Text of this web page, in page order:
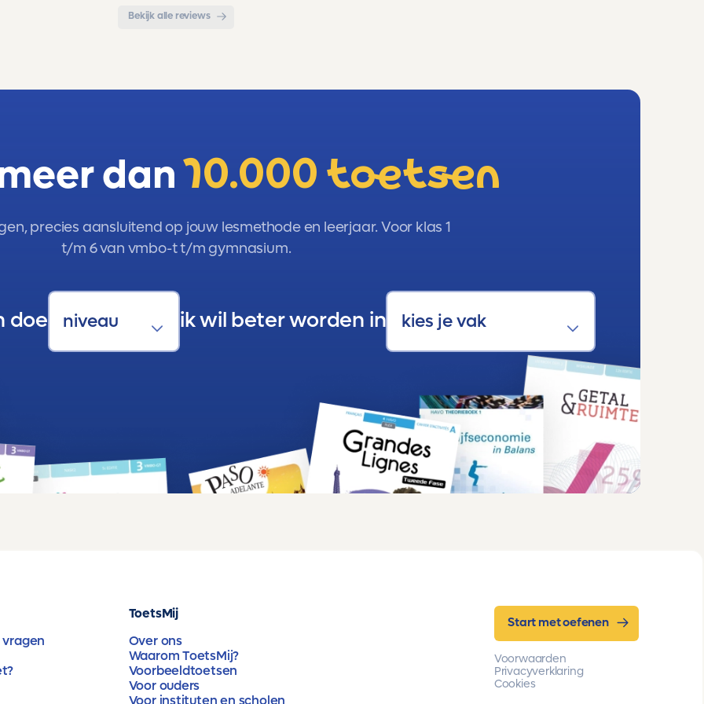
Bekijk alle reviews
dan10.000 toetsen
precies aansluitend op jouw lesmethode en leerjaar. Voor klas 1
t/m 6 van vmbo-t t/m gymnasium.
doe ik wil beter worden in
ToetsMij
Over ons
Waarom ToetsMij?
Voorbeeldtoetsen
Voor ouders
Voor instituten en scholen
Start met oefenen
Voorwaarden
Privacyverklaring
Cookies